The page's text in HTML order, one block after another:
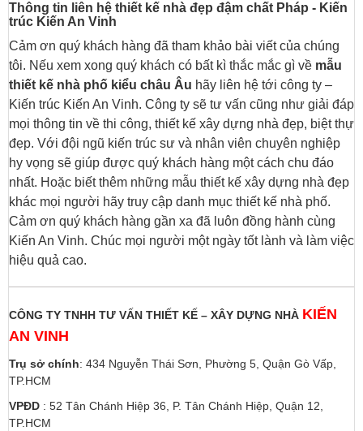
Thông tin liên hệ thiết kế nhà đẹp đậm chất Pháp - Kiến
trúc Kiến An Vinh
Cảm ơn quý khách hàng đã tham khảo bài viết của chúng
tôi. Nếu xem xong quý khách có bất kì thắc mắc gì về mẫu
thiết kế nhà phố kiểu châu Âu hãy liên hệ tới công ty –
Kiến trúc Kiến An Vinh. Công ty sẽ tư vấn cũng như giải đáp
mọi thông tin về thi công, thiết kế xây dựng nhà đẹp, biệt thự
đẹp. Với đội ngũ kiến trúc sư và nhân viên chuyên nghiệp
hy vọng sẽ giúp được quý khách hàng một cách chu đáo
nhất. Hoặc biết thêm những mẫu thiết kế xây dựng nhà đẹp
khác mọi người hãy truy cập danh mục thiết kế nhà phố.
Cảm ơn quý khách hàng gần xa đã luôn đồng hành cùng
Kiến An Vinh. Chúc mọi người một ngày tốt lành và làm việc
hiệu quả cao.
CÔNG TY TNHH TƯ VẤN THIẾT KẾ – XÂY DỰNG NHÀ KIẾN
AN VINH
Trụ sở chính: 434 Nguyễn Thái Sơn, Phường 5, Quận Gò Vấp,
TP.HCM
VPĐD : 52 Tân Chánh Hiệp 36, P. Tân Chánh Hiệp, Quận 12,
TP.HCM